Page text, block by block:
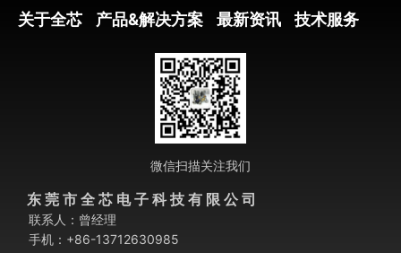
关于全芯 产品&解决方案 最新资讯 技术服务
微信扫描关注我们
东 莞 市 全 芯 电 子 科 技 有 限 公 司
联系人：曾经理
手机：+86-13712630985